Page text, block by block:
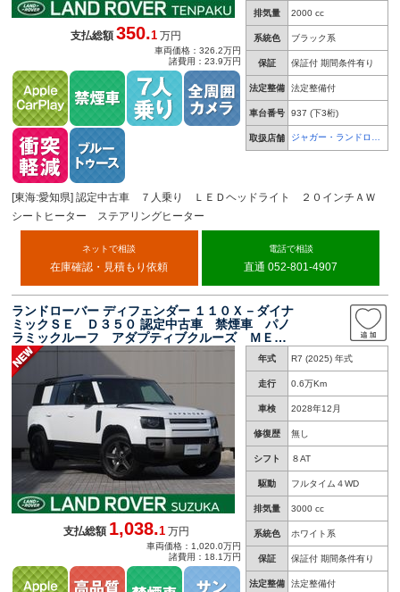
排気量 2000 cc
系統色 ブラック系
保証 保証付 期間条件有り
法定整備 法定整備付
車台番号 937 (下3桁)
取扱店舗
ジャガー・ランドロー
支払総額350.1 万円
車両価格：326.2万円
諸費用：23.9万円
[東海:愛知県] 認定中古車 ７人乗り ＬＥＤヘッドライト ２０インチＡＷ
シートヒーター ステアリングヒーター
ネットで相談
在庫確認・見積もり依頼
電話で相談
直通 052-801-4907
ランドローバー ディフェンダー １１０Ｘ－ダイナ
ミックＳＥ Ｄ３５０ 認定中古車 禁煙車 パノ
ラミックルーフ アダプティブクルーズ ＭＥＲ
ＩＤＩＡＮ シートヒーター 全周囲カメラ ア
ダプティブダイナミクス 衝突軽減システム ブ
ラインドスポットモニター
年式 R7 (2025) 年式
走行 0.6万Km
車検 2028年12月
修復歴 無し
シフト ８AT
駆動 フルタイム４WD
排気量 3000 cc
系統色 ホワイト系
保証 保証付 期間条件有り
法定整備 法定整備付
支払総額1,038.1 万円
車両価格：1,020.0万円
諸費用：18.1万円